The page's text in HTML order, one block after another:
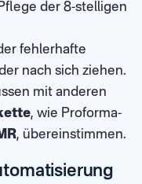
der 8-stelligen
fehlerhafte
nach sich ziehen.
mit anderen
, wie Proforma-
, übereinstimmen.